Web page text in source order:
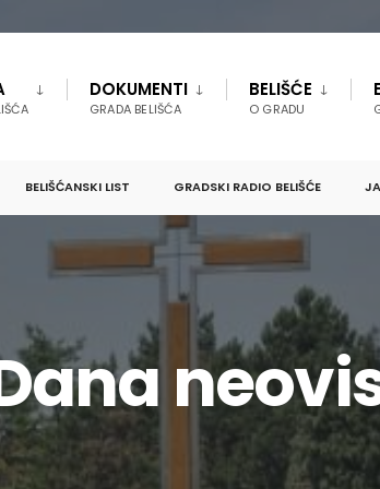
DOKUMENTI
GRADA BELIŠĆA
BELIŠĆE
O GRADU
BELIŠĆANSKI LIST GRADSKI RADIO BELIŠĆE